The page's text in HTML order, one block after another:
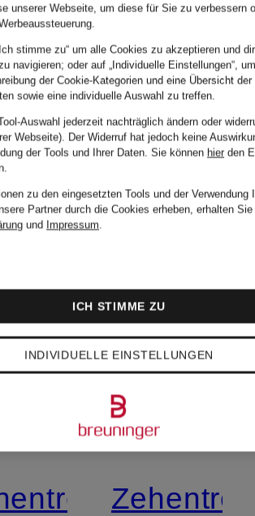
unserer Webseite, um diese für Sie zu verbessern
stimme zu“ um alle Cookies zu akzeptieren und
navigieren; oder auf „Individuelle Einstellungen“,
der Cookie-Kategorien und eine Übersicht
sowie eine individuelle Auswahl zu treffen.
Auswahl jederzeit nachträglich ändern oder
Webseite). Der Widerruf hat jedoch keine
der Tools und Ihrer Daten. Sie können hier den
zu den eingesetzten Tools und der Verwendung
Partner durch die Cookies erheben, erhalten
und Impressum.
INDIVIDUELLE EINSTELLUNGEN
ICH STIMME ZU